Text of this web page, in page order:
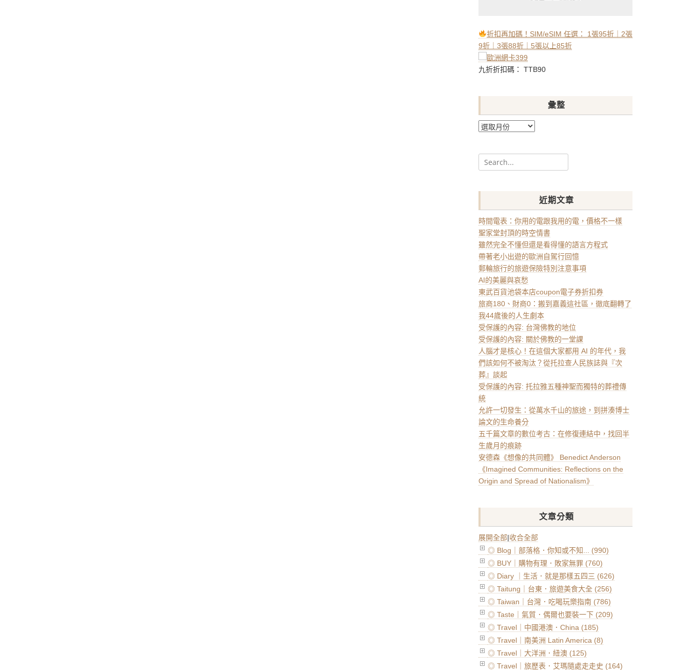
折扣再加碼！SIM/eSIM 任選： 1張95折｜2張
9折｜3張88折｜5張以上85折
九折折扣碼： TTB90
彙整
彙
Search
for:
近期文章
時間電表：你用的電跟我用的電，價格不一樣
聖家堂封頂的時空情書
雖然完全不懂但還是看得懂的語言方程式
帶著老小出遊的歐洲自駕行回憶
郵輪旅行的旅遊保險特別注意事項
AI的美麗與哀愁
東武百貨池袋本店coupon電子券折扣券
旅商180、財商0：搬到嘉義這社區，徹底翻轉了
我44歲後的人生劇本
受保護的內容: 台灣佛教的地位
受保護的內容: 關於佛教的一堂課
人腦才是核心！在這個大家都用 AI 的年代，我
們該如何不被淘汰？從托拉查人民族誌與『次
葬』談起
受保護的內容: 托拉雅五種神聖而獨特的葬禮傳
統
允許一切發生：從萬水千山的旅途，到拼湊博士
論文的生命養分
五千篇文章的數位考古：在修復連結中，找回半
生歲月的痕跡
安德森《想像的共同體》 Benedict Anderson
《Imagined Communities: Reflections on the
Origin and Spread of Nationalism》
文章分類
展開全部|收合全部
◎ Blog｜部落格．你知或不知... (990)
◎ BUY｜購物有理．敗家無罪 (760)
◎ Diary ｜生活．就是那樣五四三 (626)
◎ Taitung｜台東．旅遊美食大全 (256)
◎ Taiwan｜台灣．吃喝玩樂指南 (786)
◎ Taste｜氣質．偶爾也要裝一下 (209)
◎ Travel｜中國港澳．China (185)
◎ Travel｜南美洲 Latin America (8)
◎ Travel｜大洋洲．紐澳 (125)
◎ Travel｜旅歷表．艾瑪隨處走走史 (164)